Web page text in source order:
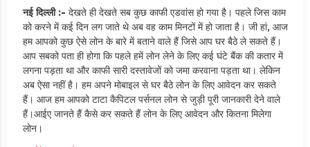
नई दिल्ली :- देखते ही देखते सब कुछ काफी एडवांस हो गया है। पहले जिस काम
को करने में कई दिन लग जाते थे अब वह काम मिनटों में हो जाता है। जी हां, आज
हम आपको कुछ ऐसे लोन के बारे में बताने वाले हैं जिसे आप घर बैठे ले सकते हैं।
आप सबको पता ही होगा कि पहले हमें लोन लेने के लिए कई घंटे बैंक की कतार में
लगना पड़ता था और काफी सारी दस्तावेजों को जमा करवाना पड़ता था। लेकिन
अब ऐसा नहीं है। हम अपने मोबाइल से घर बैठे लोन के लिए आवेदन कर सकते
हैं। आज हम आपको टाटा कैपिटल पर्सनल लोन से जुड़ी पूरी जानकारी देने वाले
हैं।‌आईए जानते हैं कैसे कर सकते हैं लोन के लिए आवेदन और कितना मिलेगा
लोन।